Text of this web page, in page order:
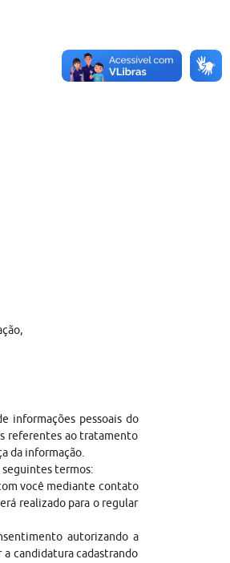
informações pessoais do
referentes ao tratamento
da informação.
seguintes termos:
você mediante contato
realizado para o regular
autorizando a
candidatura cadastrando